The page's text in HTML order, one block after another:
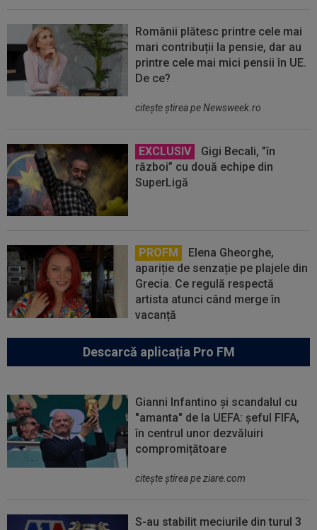
Românii plătesc printre cele mai
mari contribuții la pensie, dar au
printre cele mai mici pensii în UE.
De ce?
citeşte ştirea pe Newsweek.ro
EXCLUSIV
Gigi Becali, ”în
război” cu două echipe din
SuperLigă
PROFM
Elena Gheorghe,
apariție de senzație pe plajele din
Grecia. Ce regulă respectă
artista atunci când merge în
vacanță
Descarcă aplicația Pro FM
Gianni Infantino și scandalul cu
"amanta" de la UEFA: șeful FIFA,
în centrul unor dezvăluiri
compromițătoare
citeşte ştirea pe ziare.com
S-au stabilit meciurile din turul 3